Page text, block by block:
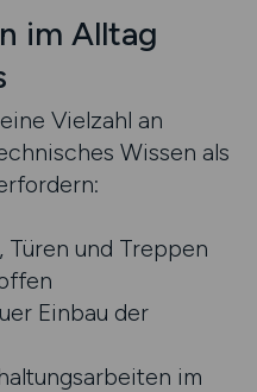
im Alltag
Vielzahl an
Wissen als
Türen und Treppen
Einbau der
im